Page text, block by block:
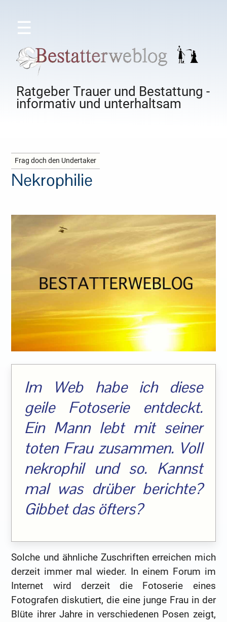
☰
Ratgeber Trauer und Bestattung -
informativ und unterhaltsam
Frag doch den Undertaker
Nekrophilie
Im Web habe ich diese
geile Fotoserie entdeckt.
Ein Mann lebt mit seiner
toten Frau zusammen. Voll
nekrophil und so. Kannst
mal was drüber berichte?
Gibbet das öfters?
Solche und ähnliche Zuschriften erreichen mich
derzeit immer mal wieder. In einem Forum im
Internet wird derzeit die Fotoserie eines
Fotografen diskutiert, die eine junge Frau in der
Blüte ihrer Jahre in verschiedenen Posen zeigt,